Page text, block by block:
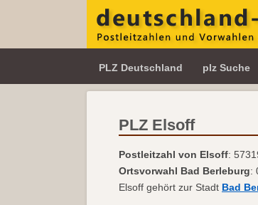
PLZ Deutschland plz Suche
PLZ Elsoff
Postleitzahl von Elsoff:
Ortsvorwahl Bad Berleburg:
Elsoff gehört zur Stadt Bad